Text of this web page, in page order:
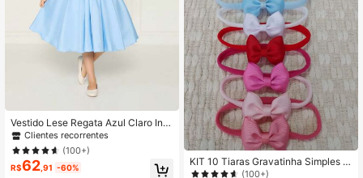
Vestido Lese Regata Azul Claro Infa
ntil Menina Aniversário Bordado Lai
se
Clientes recorrentes
(100+)
R$62 ,91 -60%
KIT 10 Tiaras Gravatinha Simples n
a Meia de Seda
(100+)